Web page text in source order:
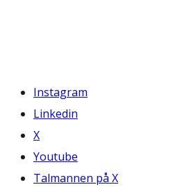
Instagram
Linkedin
X
Youtube
Talmannen på X